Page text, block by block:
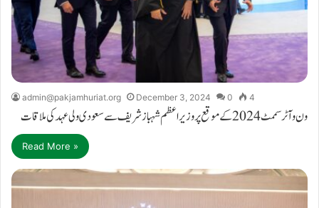
admin@pakjamhuriat.org December 3, 2024 0 4
ون وآٹر سممٹ2024 کے موقع پر وزیر اعظم شہباز شریف سے سعودی ولی عہد کی ملاقات
Read More »